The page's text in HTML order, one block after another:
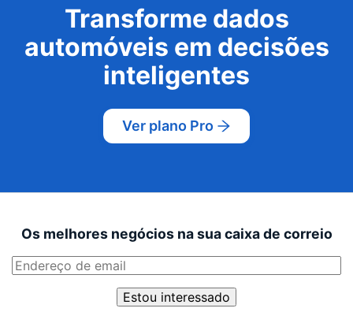
Transforme dados
automóveis em decisões
inteligentes
Ver plano Pro
Os melhores negócios na sua caixa de correio
Estou interessado